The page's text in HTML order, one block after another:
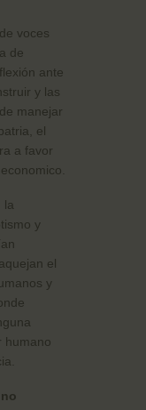
voces
de
ante
y las
manejar
el
a favor
la
y
el
y
humano